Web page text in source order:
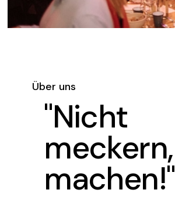
Über uns
"Nicht
meckern,
machen!"